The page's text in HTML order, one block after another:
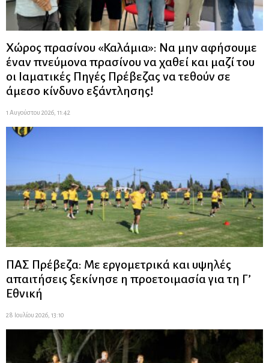
Χώρος πρασίνου «Καλάμια»: Να μην αφήσουμε
έναν πνεύμονα πρασίνου να χαθεί και μαζί του
οι Ιαματικές Πηγές Πρέβεζας να τεθούν σε
άμεσο κίνδυνο εξάντλησης!
1 Αυγούστου 2026, 11:42
ΠΑΣ Πρέβεζα: Με εργομετρικά και υψηλές
απαιτήσεις ξεκίνησε η προετοιμασία για τη Γ’
Εθνική
28 Ιουλίου 2026, 13:10